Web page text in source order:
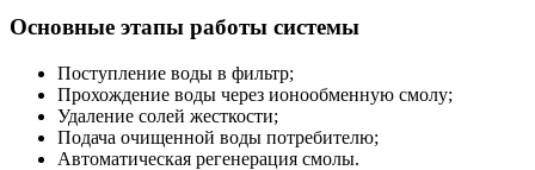
Основные этапы работы системы
Поступление воды в фильтр;
Прохождение воды через ионообменную смолу;
Удаление солей жесткости;
Подача очищенной воды потребителю;
Автоматическая регенерация смолы.